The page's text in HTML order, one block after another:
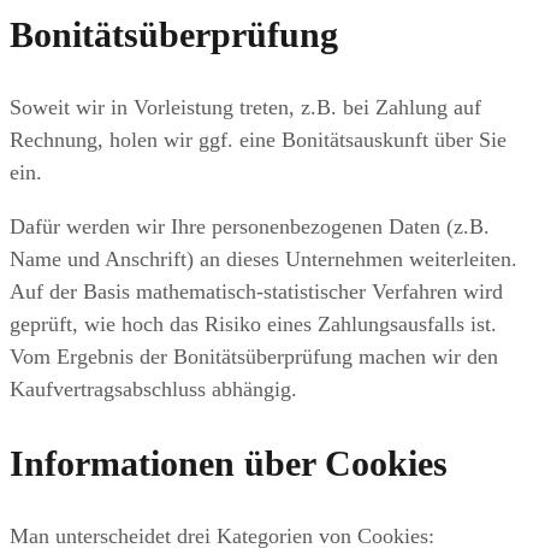
Bonitätsüberprüfung
Soweit wir in Vorleistung treten, z.B. bei Zahlung auf
Rechnung, holen wir ggf. eine Bonitätsauskunft über Sie
ein.
Dafür werden wir Ihre personenbezogenen Daten (z.B.
Name und Anschrift) an dieses Unternehmen weiterleiten.
Auf der Basis mathematisch-statistischer Verfahren wird
geprüft, wie hoch das Risiko eines Zahlungsausfalls ist.
Vom Ergebnis der Bonitätsüberprüfung machen wir den
Kaufvertragsabschluss abhängig.
Informationen über Cookies
Man unterscheidet drei Kategorien von Cookies: